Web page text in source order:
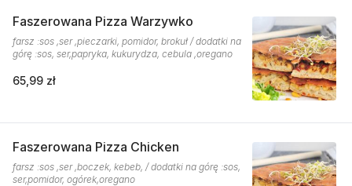
Faszerowana Pizza Warzywko
farsz :sos ,ser ,pieczarki, pomidor, brokuł / dodatki na
górę :sos, ser,papryka, kukurydza, cebula ,oregano
65,99 zł
Faszerowana Pizza Chicken
farsz :sos ,ser ,boczek, kebeb, / dodatki na górę :sos,
ser,pomidor, ogórek,oregano